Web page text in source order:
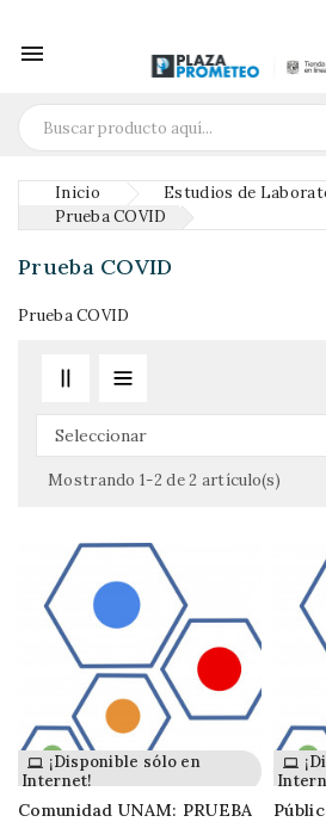

Inicio
Estudios de
Prueba COVID
Prueba COVID
Prueba COVID
Seleccionar
Mostrando 1-2 de 2 artículo(s)
¡Disponible sólo en
Internet!
Comunidad UNAM: PRUEBA